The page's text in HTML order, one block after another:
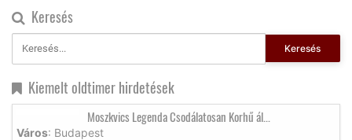
Keresés
Keresés
Kiemelt oldtimer hirdetések
Moszkvics Legenda Csodálatosan Korhű ál...
Város: Budapest